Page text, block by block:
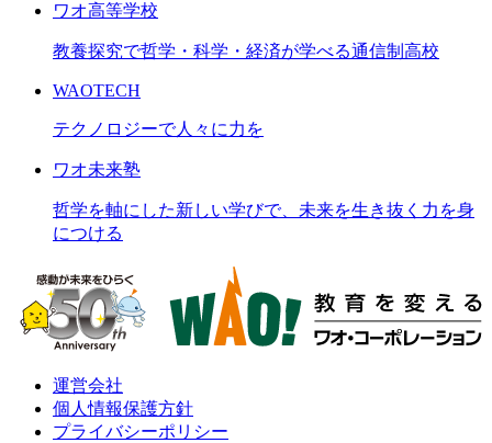
ワオ高等学校
教養探究で哲学・科学・経済が学べる通信制高校
WAOTECH
テクノロジーで人々に力を
ワオ未来塾
哲学を軸にした新しい学びで、未来を生き抜く力を身
につける
運営会社
個人情報保護方針
プライバシーポリシー